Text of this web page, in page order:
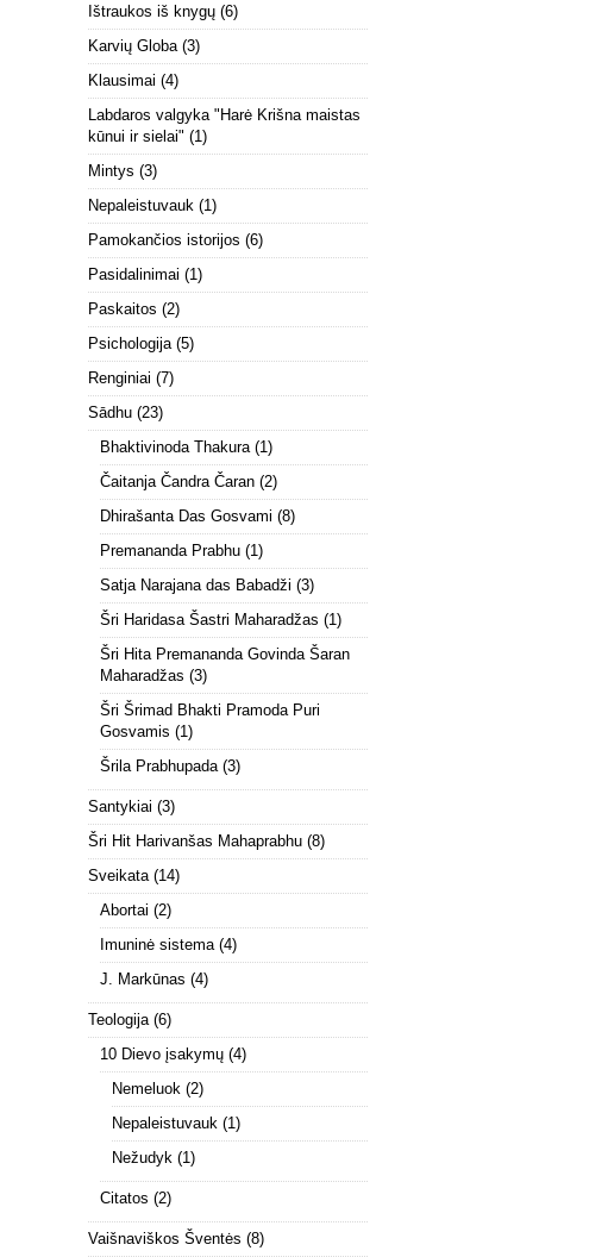
Ištraukos iš knygų (6)
Karvių Globa (3)
Klausimai (4)
Labdaros valgyka "Harė Krišna maistas
kūnui ir sielai" (1)
Mintys (3)
Nepaleistuvauk (1)
Pamokančios istorijos (6)
Pasidalinimai (1)
Paskaitos (2)
Psichologija (5)
Renginiai (7)
Sādhu (23)
Bhaktivinoda Thakura (1)
Čaitanja Čandra Čaran (2)
Dhirašanta Das Gosvami (8)
Premananda Prabhu (1)
Satja Narajana das Babadži (3)
Šri Haridasa Šastri Maharadžas (1)
Šri Hita Premananda Govinda Šaran
Maharadžas (3)
Šri Šrimad Bhakti Pramoda Puri
Gosvamis (1)
Šrila Prabhupada (3)
Santykiai (3)
Šri Hit Harivanšas Mahaprabhu (8)
Sveikata (14)
Abortai (2)
Imuninė sistema (4)
J. Markūnas (4)
Teologija (6)
10 Dievo įsakymų (4)
Nemeluok (2)
Nepaleistuvauk (1)
Nežudyk (1)
Citatos (2)
Vaišnaviškos Šventės (8)